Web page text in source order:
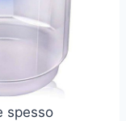
spesso